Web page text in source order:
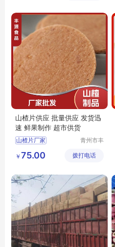
山楂果丹皮厂家
山楂片供应 批量供应 发货迅
速 鲜果制作 超市供货
山楂片厂家
丰源出售山楂片
批发山楂片
青州市丰
￥ 75.00 拨打电话